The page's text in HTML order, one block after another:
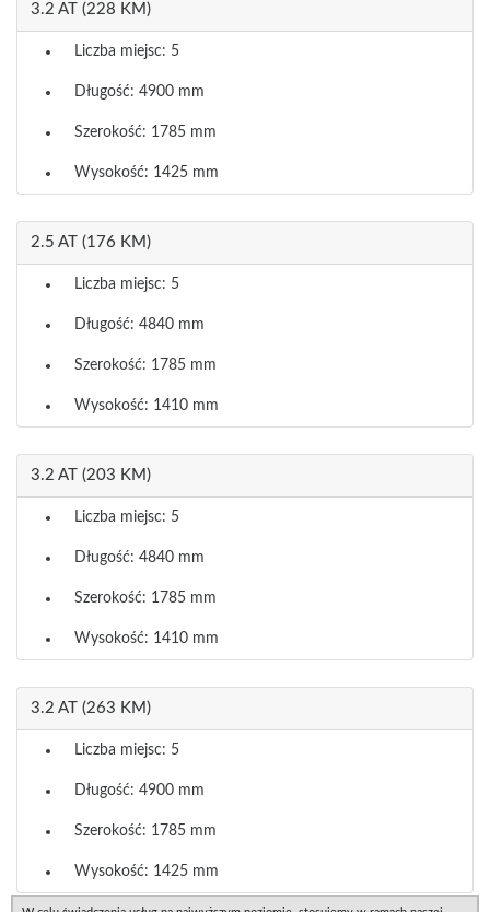
3.2 AT (228 KM)
Liczba miejsc: 5
Długość: 4900 mm
Szerokość: 1785 mm
Wysokość: 1425 mm
2.5 AT (176 KM)
Liczba miejsc: 5
Długość: 4840 mm
Szerokość: 1785 mm
Wysokość: 1410 mm
3.2 AT (203 KM)
Liczba miejsc: 5
Długość: 4840 mm
Szerokość: 1785 mm
Wysokość: 1410 mm
3.2 AT (263 KM)
Liczba miejsc: 5
Długość: 4900 mm
Szerokość: 1785 mm
Wysokość: 1425 mm